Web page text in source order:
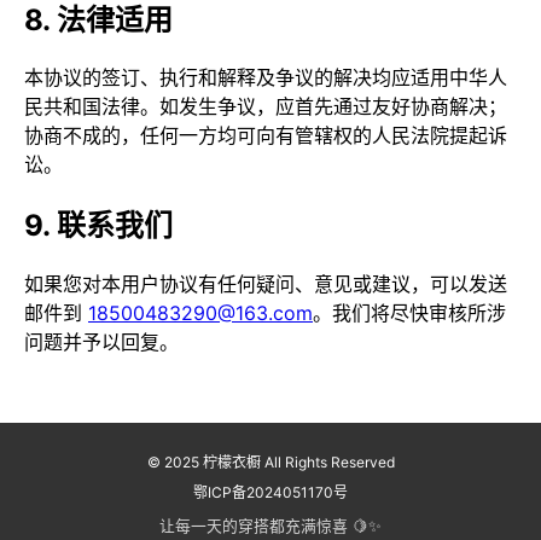
8. 法律适用
本协议的签订、执行和解释及争议的解决均应适用中华人
民共和国法律。如发生争议，应首先通过友好协商解决；
协商不成的，任何一方均可向有管辖权的人民法院提起诉
讼。
9. 联系我们
如果您对本用户协议有任何疑问、意见或建议，可以发送
邮件到 18500483290@163.com。我们将尽快审核所涉
问题并予以回复。
© 2025 柠檬衣橱 All Rights Reserved
鄂ICP备2024051170号
让每一天的穿搭都充满惊喜 🍋✨